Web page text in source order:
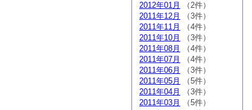
2012年01月
（2件）
2011年12月
（3件）
2011年11月
（4件）
2011年10月
（3件）
2011年08月
（4件）
2011年07月
（4件）
2011年06月
（3件）
2011年05月
（5件）
2011年04月
（3件）
2011年03月
（5件）